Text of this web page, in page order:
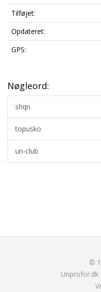
Tilføjet:
Opdateret:
GPS:
Nøgleord:
shqn
topusko
un-club
©
Unprofor.dk